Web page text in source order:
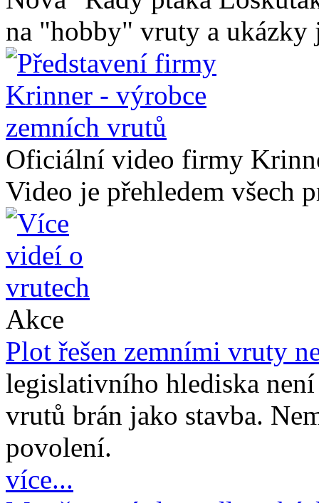
na "hobby" vruty a ukázky
Oficiální video firmy
Video je přehledem všech
Akce
Plot řešen zemními vruty
legislativního hlediska
vrutů brán jako stavba.
povolení.
více...